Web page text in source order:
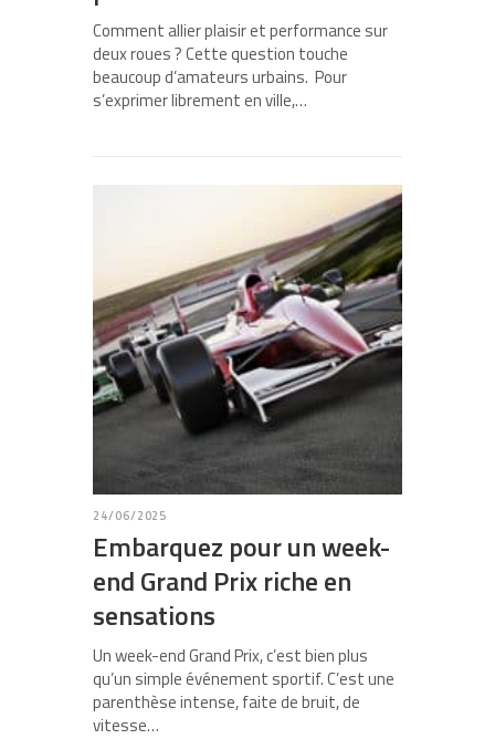
Comment allier plaisir et performance sur
deux roues ? Cette question touche
beaucoup d’amateurs urbains. Pour
s’exprimer librement en ville,…
24/06/2025
Embarquez pour un week-
end Grand Prix riche en
sensations
Un week-end Grand Prix, c’est bien plus
qu’un simple événement sportif. C’est une
parenthèse intense, faite de bruit, de
vitesse…